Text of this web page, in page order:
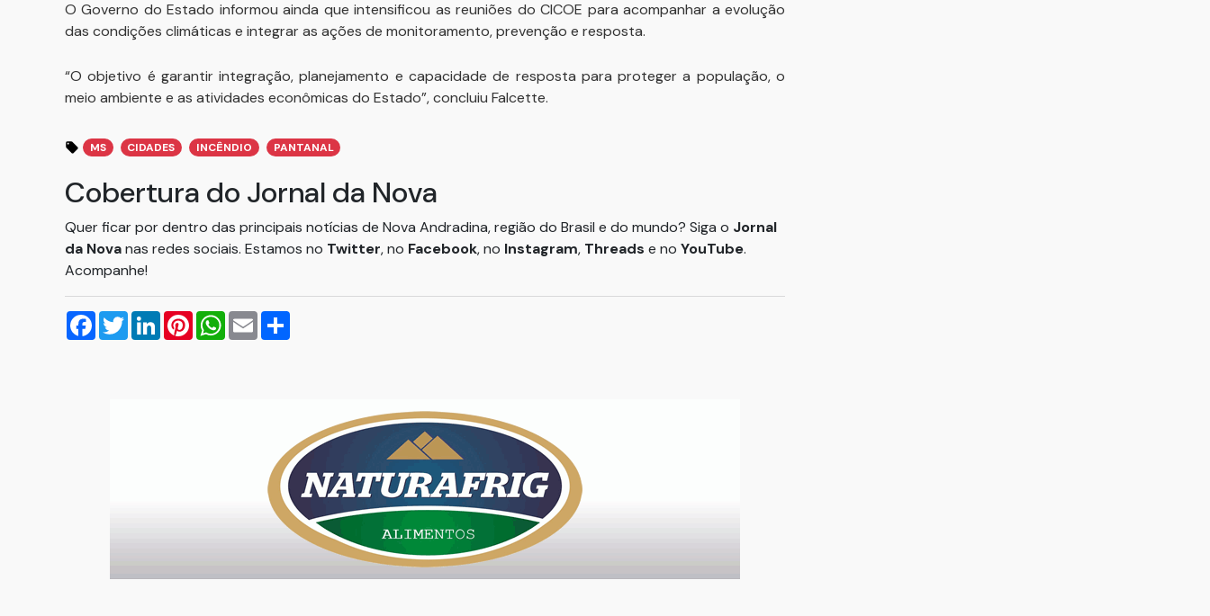
O Governo do Estado informou ainda que intensificou as reuniões do CICOE para acompanhar a evolução
das condições climáticas e integrar as ações de monitoramento, prevenção e resposta.
“O objetivo é garantir integração, planejamento e capacidade de resposta para proteger a população, o
meio ambiente e as atividades econômicas do Estado”, concluiu Falcette.
MS CIDADES INCÊNDIO PANTANAL
Cobertura do Jornal da Nova
Quer ficar por dentro das principais notícias de Nova Andradina, região do Brasil e do mundo? Siga o Jornal
da Novanas redes sociais. Estamos no Twitter, no Facebook, no Instagram, Threads e no YouTube.
Acompanhe!
Facebook
TwitterLinkedInPinterestWhatsApp
Email